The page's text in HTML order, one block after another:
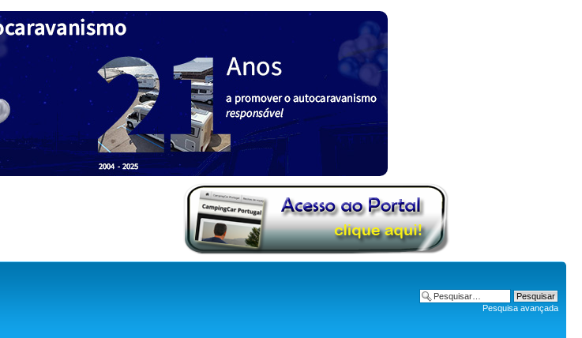
Pesquisa avançada